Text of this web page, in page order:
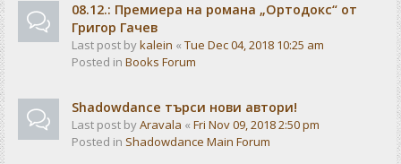
08.12.: Премиера на романа „Ортодокс“ от
Григор Гачев
Last post bykalein « Tue Dec 04, 2018 10:25 am
Posted in Books Forum
Shadowdance търси нови автори!
Last post byAravala « Fri Nov 09, 2018 2:50 pm
Posted in Shadowdance Main Forum